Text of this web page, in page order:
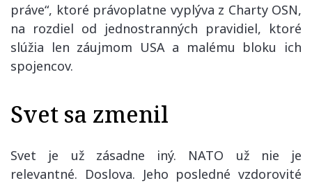
práve“, ktoré právoplatne vyplýva z Charty OSN,
na rozdiel od jednostranných pravidiel, ktoré
slúžia len záujmom USA a malému bloku ich
spojencov.
Svet sa zmenil
Svet je už zásadne iný. NATO už nie je
relevantné. Doslova. Jeho posledné vzdorovité